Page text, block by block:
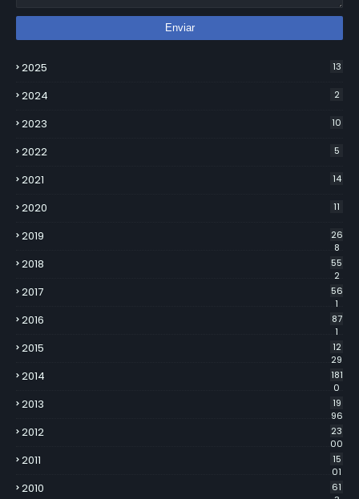
2025 13
2024 2
2023 10
2022 5
2021 14
2020 11
2019
26
8
2018
55
2
2017
56
1
2016
87
1
2015
12
29
2014
181
0
2013
19
96
2012
23
00
2011
15
01
2010
61